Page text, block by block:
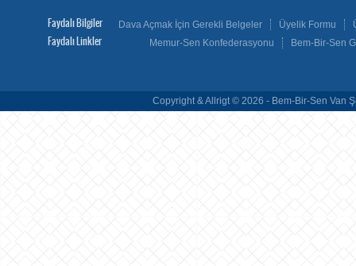
Faydalı Bilgiler Dava Açmak İçin Gerekli Belgeler Üyelik Formu
Faydalı Linkler Memur-Sen Konfederasyonu Bem-Bir-Sen
Copyright & Allrigt © 2026 - Bem-Bir-Sen Van